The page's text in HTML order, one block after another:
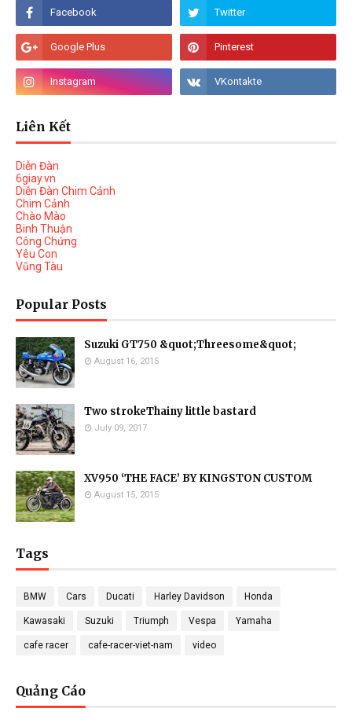
Liên Kết
Diễn Đàn
6giay.vn
Diễn Đàn Chim Cảnh
Chim Cảnh
Chào Mào
Binh Thuận
Công Chứng
Yêu Con
Vũng Tàu
Popular Posts
Suzuki GT750 &quot;Threesome&quot;
August 16, 2015
Two strokeThainy little bastard
July 09, 2017
XV950 ‘THE FACE’ BY KINGSTON CUSTOM
August 15, 2015
Tags
BMW Cars Ducati Harley Davidson Honda
Kawasaki Suzuki Triumph Vespa Yamaha
cafe racer cafe-racer-viet-nam video
Quảng Cáo